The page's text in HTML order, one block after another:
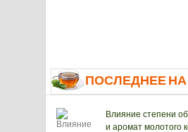
ПОСЛЕДНЕЕ
Влияние степени
и аромат молотого